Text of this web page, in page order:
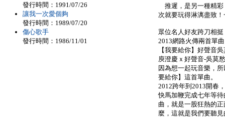
推遲，是另一種精彩
次就要玩得淋漓盡致
眾位名人好友跨刀相
2013網路火傳兩首單
【我要給你】好聲音
庾澄慶ｘ好聲音-吳莫愁
因為想一起玩音樂，
要給你】這首單曲。
2012跨年到2013開春
快馬加鞭完成七年等
曲，就是一股狂熱的
麼，這就是我們要聽
發行時間：1991/07/26
讓我一次愛個夠
發行時間：1989/07/20
傷心歌手
發行時間：1986/11/01